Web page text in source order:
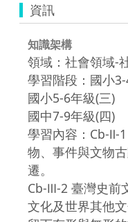
資訊
知識架構
領域：社會領域-
學習階段：國小
國小5-6年級(三)
國中7-9年級(四)
學習內容：Cb-Ⅱ-
物、事件與文物
遷。
Cb-Ⅲ-2 臺灣史前
文化及世界其他